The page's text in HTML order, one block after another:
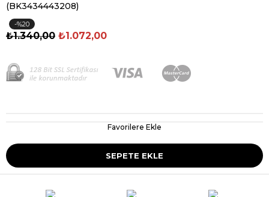
(BK3434443208)
20
₺1.340,00 ₺1.072,00
Favorilere Ekle